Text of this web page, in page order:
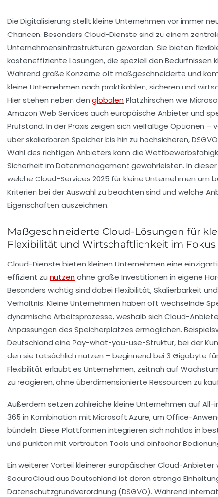
Die Digitalisierung stellt kleine Unternehmen vor immer
Chancen. Besonders Cloud-Dienste sind zu einem
Unternehmensinfrastrukturen geworden. Sie bieten
kosteneffiziente Lösungen, die speziell den Bedürfnissen
Während große Konzerne oft maßgeschneiderte und
kleine Unternehmen nach praktikablen, sicheren und
Hier stehen neben den globalenPlatzhirschen wie
Amazon Web Services auch europäische Anbieter und
Prüfstand. In der Praxis zeigen sich vielfältige Optionen –
über skalierbaren Speicher bis hin zu hochsicheren,
Wahl des richtigen Anbieters kann die
Sicherheit im Datenmanagement gewährleisten. In
welche Cloud-Services 2025 für kleine Unternehmen am
Kriterien bei der Auswahl zu beachten sind und welche
Eigenschaften auszeichnen.
Maßgeschneiderte Cloud-Lösungen für
Flexibilität und Wirtschaftlichkeit im Fokus
Cloud-Dienste bieten kleinen Unternehmen eine
effizient zu nutzenohne große Investitionen in eigene
Besonders wichtig sind dabei Flexibilität, Skalierbarkeit
Verhältnis. Kleine Unternehmen haben oft wechselnde
dynamische Arbeitsprozesse, weshalb sich Cloud-
Anpassungen des Speicherplatzes ermöglichen.
Deutschland eine Pay-what-you-use-Struktur, bei der
den sie tatsächlich nutzen – beginnend bei 3 Gigabyte
Flexibilität erlaubt es Unternehmen, zeitnah auf
zu reagieren, ohne überdimensionierte Ressourcen zu
Außerdem setzen zahlreiche kleine Unternehmen auf
365 in Kombination mit Microsoft Azure, um Office-
bündeln. Diese Plattformen integrieren sich nahtlos in
und punkten mit vertrauten Tools und einfacher
Ein weiterer Vorteil kleinerer europäischer Cloud-Anbieter
SecureCloud aus Deutschland ist deren strenge
Datenschutzgrundverordnung (DSGVO). Während